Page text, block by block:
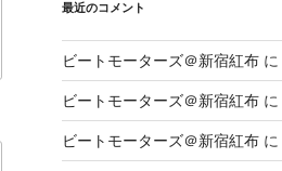
最近のコメント
ビートモーターズ＠新宿紅布に
ビートモーターズ＠新宿紅布に
ビートモーターズ＠新宿紅布に